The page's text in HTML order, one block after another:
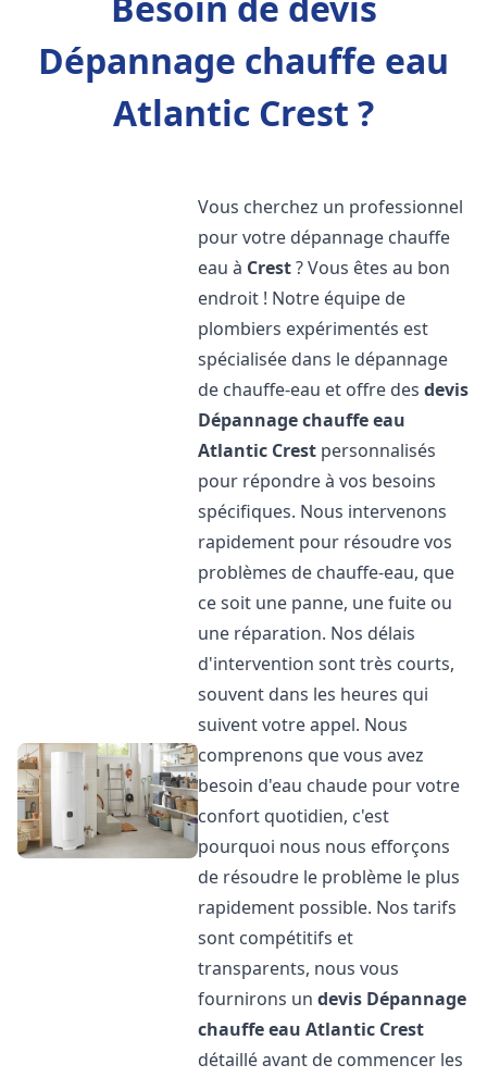
Dépannage chauffe eau
Atlantic Crest ?
Vous cherchez un professionnel
pour votre dépannage chauffe
eau à Crest? Vous êtes au bon
endroit ! Notre équipe de
plombiers expérimentés est
spécialisée dans le dépannage
de chauffe-eau et offre desdevis
Dépannage chauffe eau
Atlantic Crest personnalisés
pour répondre à vos besoins
spécifiques. Nous intervenons
rapidement pour résoudre vos
problèmes de chauffe-eau, que
ce soit une panne, une fuite ou
une réparation. Nos délais
d'intervention sont très courts,
souvent dans les heures qui
suivent votre appel. Nous
comprenons que vous avez
besoin d'eau chaude pour votre
confort quotidien, c'est
pourquoi nous nous efforçons
de résoudre le problème le plus
rapidement possible. Nos tarifs
sont compétitifs et
transparents, nous vous
fournirons undevis Dépannage
chauffe eau Atlantic Crest
détaillé avant de commencer les